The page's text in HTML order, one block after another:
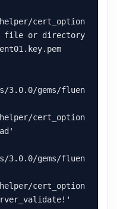
cert_option
file or directory
3.0.0/gems/fluen
cert_option
3.0.0/gems/fluen
cert_option